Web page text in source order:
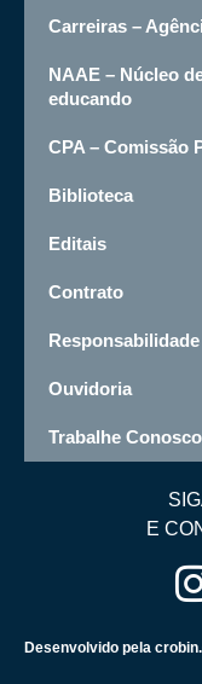
Carreiras –
NAAE – Núcleo
educando
CPA – Comissão
Biblioteca
Editais
Contrato
Ouvidoria
Trabalhe Conosco
E
Desenvolvido pela